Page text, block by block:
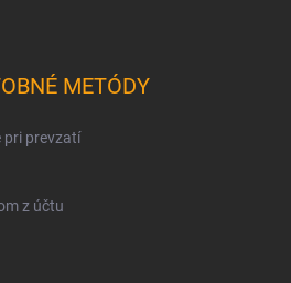
METÓDY
pri prevzatí
z účtu